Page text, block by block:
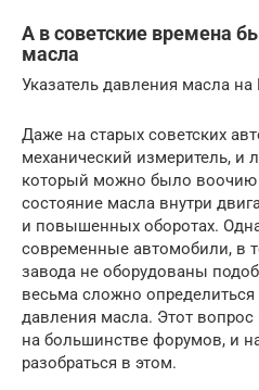
А в советские времена
масла
Указатель давления масла на
Даже на старых советских
механический измеритель, и
который можно было воочию
состояние масла внутри
и повышенных оборотах.
современные автомобили, в
завода не оборудованы
весьма сложно
давления масла. Этот вопрос
на большинстве форумов, и
разобраться в этом.